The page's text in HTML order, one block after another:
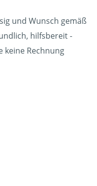
und Wunsch gemäß
hilfsbereit -
keine Rechnung